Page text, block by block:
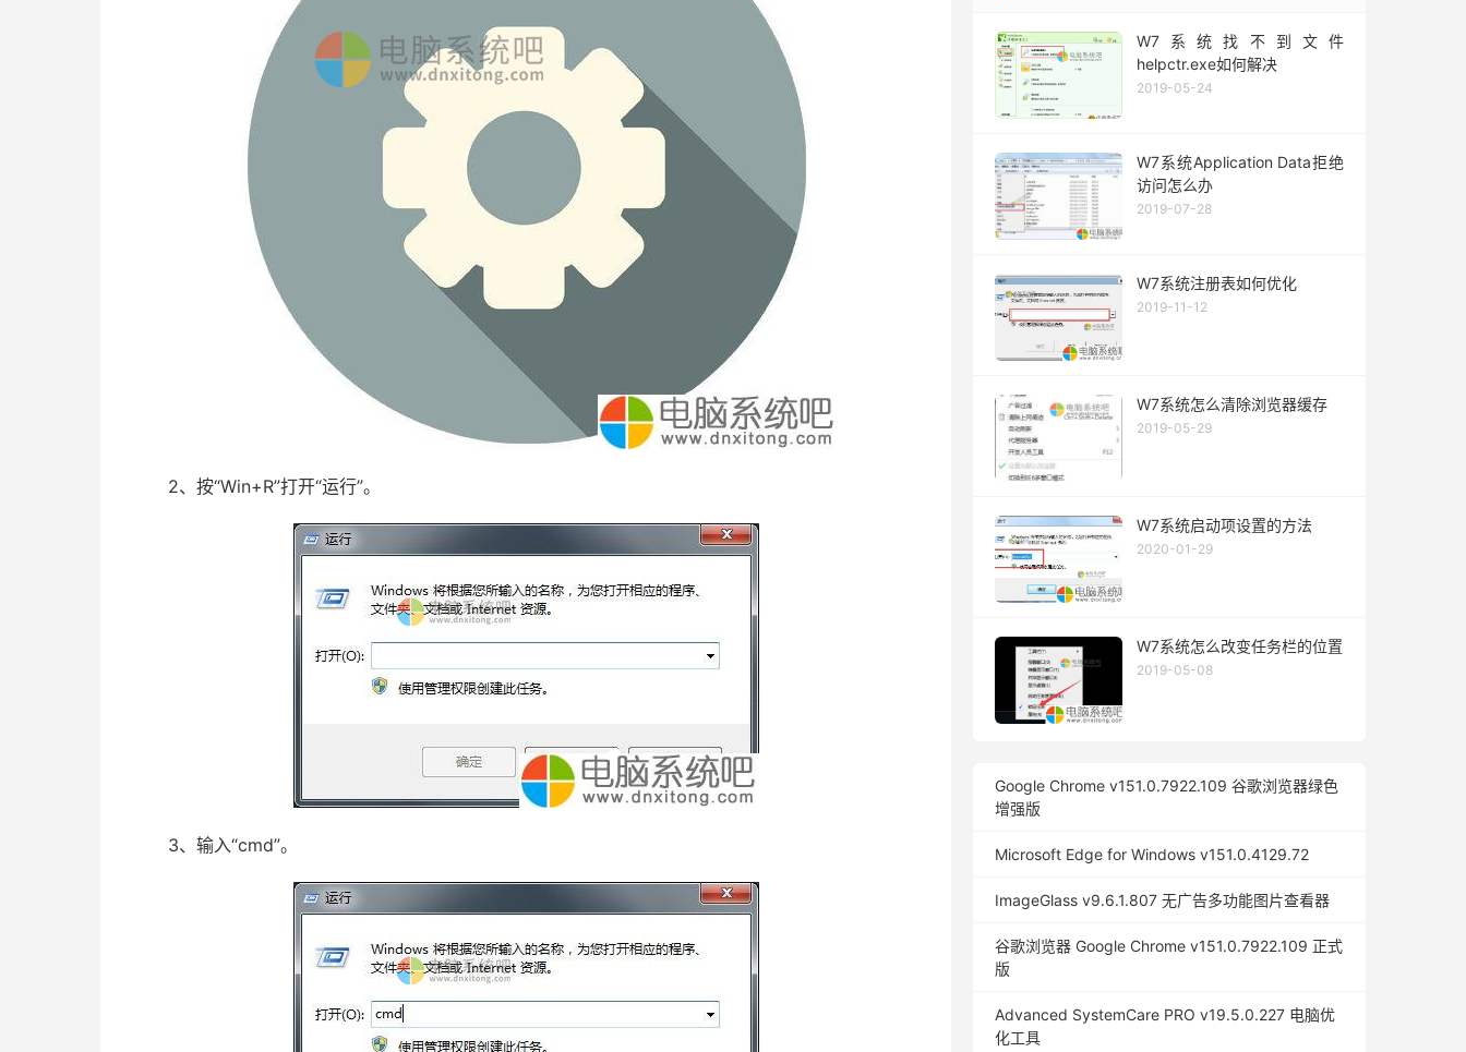
2、按“Win+R”打开“运行”。
3、输入“cmd”。
W7系统找不到文件
helpctr.exe如何解决
2019-05-24
W7系统Application Data拒绝
访问怎么办
2019-07-28
W7系统注册表如何优化
2019-11-12
W7系统怎么清除浏览器缓存
2019-05-29
W7系统启动项设置的方法
2020-01-29
W7系统怎么改变任务栏的位置
2019-05-08
Google Chrome v151.0.7922.109 谷歌浏览器绿色
增强版
Microsoft Edge for Windows v151.0.4129.72
ImageGlass v9.6.1.807 无广告多功能图片查看器
谷歌浏览器 Google Chrome v151.0.7922.109 正式
版
Advanced SystemCare PRO v19.5.0.227 电脑优
化工具